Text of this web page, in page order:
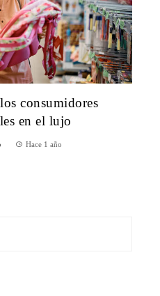
consumidores
en el lujo
Hace 1 año